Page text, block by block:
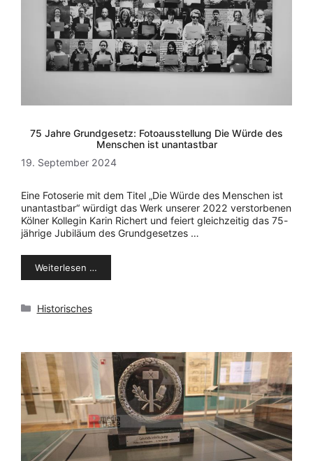
75 Jahre Grundgesetz: Fotoausstellung Die Würde des
Menschen ist unantastbar
19. September 2024
Eine Fotoserie mit dem Titel „Die Würde des Menschen ist
unantastbar“ würdigt das Werk unserer 2022 verstorbenen
Kölner Kollegin Karin Richert und feiert gleichzeitig das 75-
jährige Jubiläum des Grundgesetzes …
Weiterlesen …
Kategorien
Historisches